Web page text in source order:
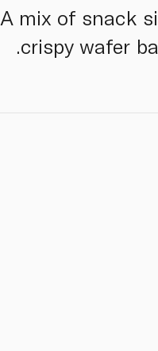
A mix of snack
crispy wafer